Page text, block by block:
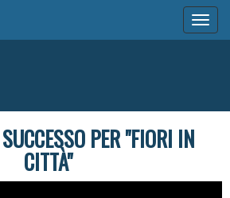
PER "FIORI IN
CITTÀ"